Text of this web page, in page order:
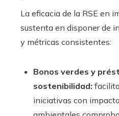
La eficacia de la RSE en
sustenta en disponer de
y métricas consistentes:
Bonos verdes y
sostenibilidad:
iniciativas con